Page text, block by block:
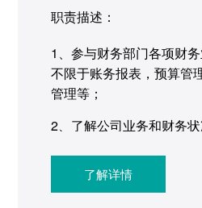
职责描述：
1、参与财务部门各项财
不限于账务报表，预算管
管理等；
2、了解公司业务和财务
3、协助上级主管完成与
策，达成团队目标；
了解详情